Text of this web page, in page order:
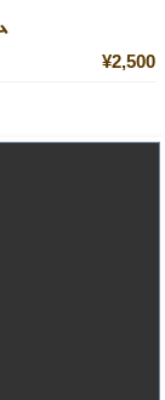
¥2,500